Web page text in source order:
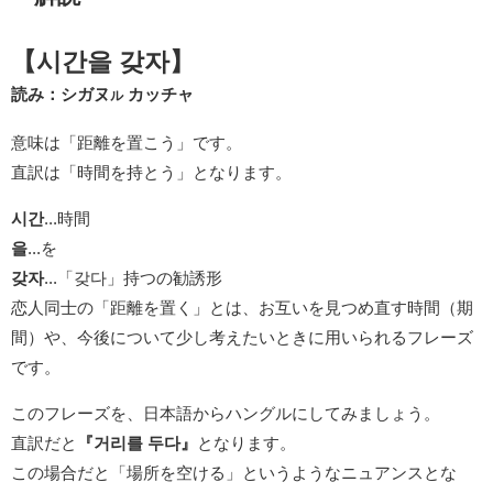
【시간을 갖자】
読み：シガヌ ルカッチャ
意味は「距離を置こう」です。
直訳は「時間を持とう」となります。
시간...時間
을 ...を
갖자...「갖다」持つの勧誘形
恋人同士の「距離を置く」とは、お互いを見つめ直す時間（期
間）や、今後について少し考えたいときに用いられるフレーズ
です。
このフレーズを、日本語からハングルにしてみましょう。
直訳だと
『거리를 두다』
となります。
この場合だと「場所を空ける」というようなニュアンスとな